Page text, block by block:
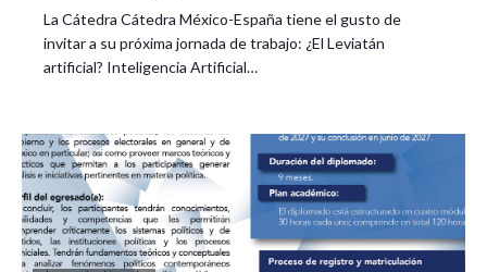
La Cátedra Cátedra México-España tiene el gusto de
invitar a su próxima jornada de trabajo: ¿El Leviatán
artificial? Inteligencia Artificial…